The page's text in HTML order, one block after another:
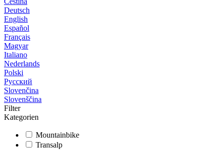
Deutsch
English
Español
Français
Magyar
Italiano
Nederlands
Polski
Русский
Slovenčina
Slovenščina
Filter
Kategorien
Mountainbike
Transalp